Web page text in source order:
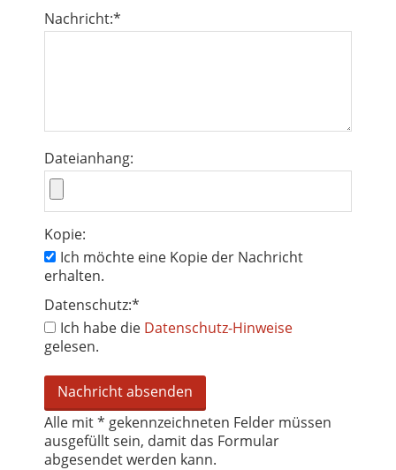
Nachricht:*
Dateianhang:
Kopie:
Ich möchte eine Kopie der Nachricht
erhalten.
Datenschutz:*
Ich habe die Datenschutz-Hinweise
gelesen.
Alle mit* gekennzeichneten Felder müssen
ausgefüllt sein, damit das Formular
abgesendet werden kann.